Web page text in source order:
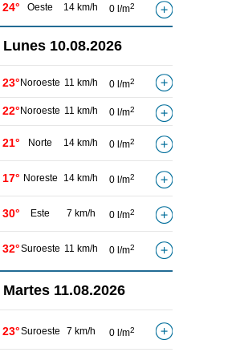
24° Oeste 14 km/h 0 l/m2
Lunes 10.08.2026
23° Noroeste 11 km/h 0 l/m2
22° Noroeste 11 km/h 0 l/m2
21° Norte 14 km/h 0 l/m2
17° Noreste 14 km/h 0 l/m2
30° Este 7 km/h 0 l/m2
32°Suroeste 11 km/h 0 l/m2
Martes 11.08.2026
23°Suroeste 7 km/h 0 l/m2